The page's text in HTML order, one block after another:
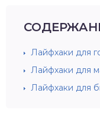
Лайфхаки для
Лайфхаки для
Лайфхаки для